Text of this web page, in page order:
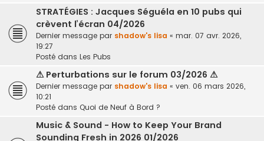
STRATÉGIES : Jacques Séguéla en 10 pubs qui
crèvent l’écran 04/2026
Dernier message par shadow's lisa « mar. 07 avr. 2026,
19:27
Posté dans Les Pubs
⚠ Perturbations sur le forum 03/2026 ⚠
Dernier message par shadow's lisa « ven. 06 mars 2026,
10:21
Posté dans Quoi de Neuf à Bord ?
Music & Sound - How to Keep Your Brand
Sounding Fresh in 2026 01/2026